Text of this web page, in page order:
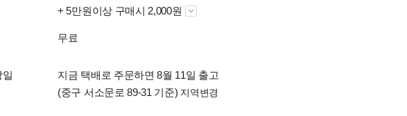
+ 5만원이상 구매시 2,000원
무료
일
지금 택배로 주문하면 8월 11일 출고
(중구 서소문로 89-31 기준) 지역변경